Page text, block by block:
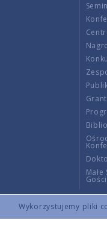
Wykorzystujemy pliki